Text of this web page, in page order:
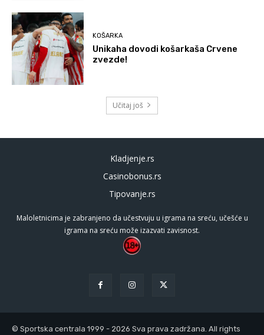
KOŠARKA
Unikaha dovodi košarkaša Crvene
zvezde!
Učitaj još
Kladjenje.rs
Casinobonus.rs
Tipovanje.rs
Maloletnicima je zabranjeno da učestvuju u igrama na sreću, učešće u
igrama na sreću može izazvati zavisnost.
© Sportska centrala 1999 - 2026 Sva prava zadržana. All rights